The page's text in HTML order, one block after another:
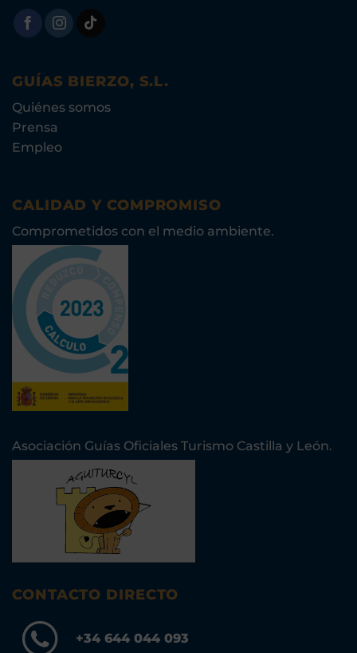
GUÍAS BIERZO, S.L.
Quiénes somos
Prensa
Empleo
CALIDAD Y COMPROMISO
Comprometidos con el medio ambiente.
Asociación Guías Oficiales Turismo Castilla y León.
CONTACTO DIRECTO
+34 644 044 093